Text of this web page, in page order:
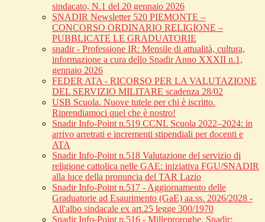
sindacato, N.1 del 20 gennaio 2026
SNADIR Newsletter 520 PIEMONTE –
CONCORSO ORDINARIO RELIGIONE –
PUBBLICATE LE GRADUATORIE
snadir - Professione IR: Mensile di attualità, cultura,
informazione a cura dello Snadir Anno XXXII n.1,
gennaio 2026
FEDER ATA - RICORSO PER LA VALUTAZIONE
DEL SERVIZIO MILITARE scadenza 28/02
USB Scuola. Nuove tutele per chi è iscritto.
Riprendiamoci quel che è nostro!
Snadir Info-Point n.519 CCNL Scuola 2022–2024: in
arrivo arretrati e incrementi stipendiali per docenti e
ATA
Snadir Info-Point n.518 Valutazione del servizio di
religione cattolica nelle GAE: iniziativa FGU/SNADIR
alla luce della pronuncia del TAR Lazio
Snadir Info-Point n.517 - Aggiornamento delle
Graduatorie ad Esaurimento (GaE) aa.ss. 2026/2028 -
All'albo sindacale ex art.25 legge 300/1970
Snadir Info-Point n.516 - Milleproroghe, Snadir: